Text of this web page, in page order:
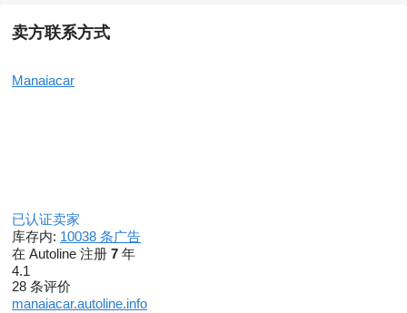
卖方联系方式
Manaiacar
已认证卖家
库存内: 10038 条广告
在 Autoline 注册 7 年
4.1
28 条评价
manaiacar.autoline.info